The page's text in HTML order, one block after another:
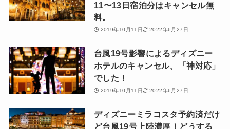
11〜13日宿泊分はキャンセル無
料。
2019年10月11日 2022年6月27日
台風19号影響によるディズニー
ホテルのキャンセル、「神対応」
でした！
2019年10月11日 2022年6月27日
ディズニーミラコスタ予約済だけ
ど台風19号上陸濃厚！どうする